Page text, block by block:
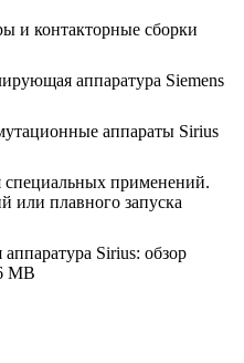
и контакторные сборки
аппаратура Siemens
аппараты Sirius
применений.
или плавного запуска
Sirius: обзор
MB